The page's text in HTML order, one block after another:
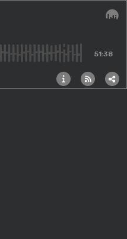
51:38